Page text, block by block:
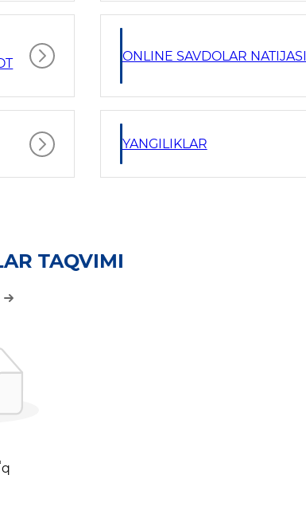
ONLINE SAVDOLAR NATIJASI
YANGILIKLAR
TAQVIMI